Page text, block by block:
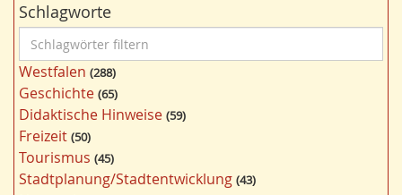
Schlagworte
c
h
l
a
g
w
ö
Westfalen 288
Geschichte 65
Didaktische Hinweise 59
Freizeit 50
Tourismus 45
Stadtplanung/Stadtentwicklung 43